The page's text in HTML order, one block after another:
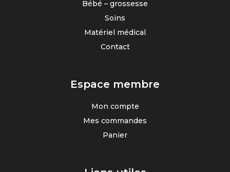
Bébé – grossesse
Soins
Matériel médical
Contact
Espace membre
Mon compte
Mes commandes
Panier